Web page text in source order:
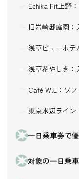
Echika Fit上野
旧岩崎邸庭園：
浅草ビューホテ
浅草花やしき：
Café W.E：ソ
東京水辺ライン
一日乗車券で
対象の一日乗